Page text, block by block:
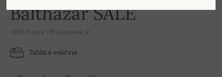
Balthazar SALE
100% Kašmir | Broj slojeva: 2
Tablica veličina